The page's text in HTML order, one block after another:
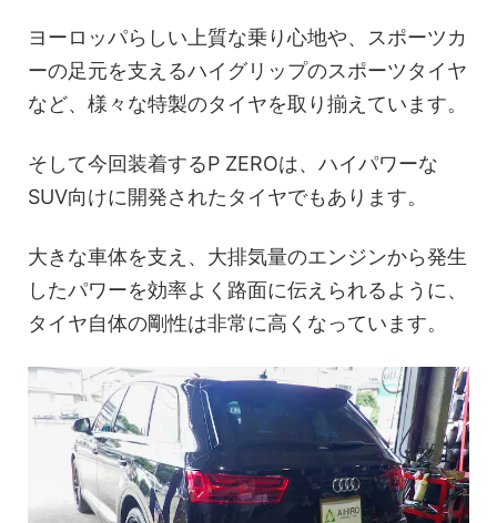
ヨーロッパらしい上質な乗り心地や、スポーツカ
ーの足元を支えるハイグリップのスポーツタイヤ
など、様々な特製のタイヤを取り揃えています。
そして今回装着するP ZEROは、ハイパワーな
SUV向けに開発されたタイヤでもあります。
大きな車体を支え、大排気量のエンジンから発生
したパワーを効率よく路面に伝えられるように、
タイヤ自体の剛性は非常に高くなっています。